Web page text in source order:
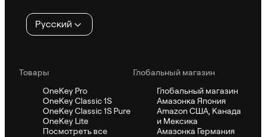
Русский
Товары
OneKey Pro
OneKey Classic 1S
OneKey Classic 1S Pure
OneKey Lite
Посмотреть все
Глобальный магазин
Глобальный магазин
Амазонка Япония
Amazon США, Канада
и Мексика
Амазонка Германия